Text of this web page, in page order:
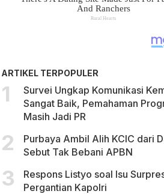
ARTIKEL TERPOPULER
Survei Ungkap Komunikasi
Sangat Baik, Pemahaman
Masih Jadi PR
Purbaya Ambil Alih KCIC dari
Sebut Tak Bebani APBN
Respons Listyo soal Isu
Pergantian Kapolri